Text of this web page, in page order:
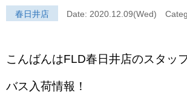
春日井店 Date: 2020.12.09(Wed)
こんばんはFLD春日井店のスタッ
バス入荷情報！